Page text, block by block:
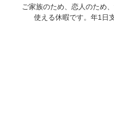
ご家族のため、恋人のため
使える休暇です。年1日